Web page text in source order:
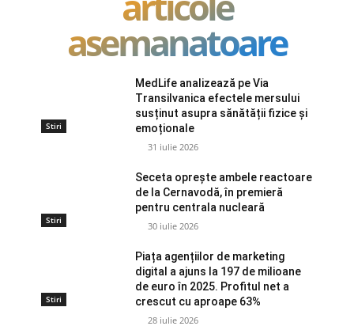
asemanatoare
Stiri
MedLife analizează pe Via
Transilvanica efectele mersului
susținut asupra sănătății fizice și
emoționale
31 iulie 2026
Stiri
Seceta oprește ambele reactoare
de la Cernavodă, în premieră
pentru centrala nucleară
30 iulie 2026
Stiri
Piața agențiilor de marketing
digital a ajuns la 197 de milioane
de euro în 2025. Profitul net a
crescut cu aproape 63%
28 iulie 2026